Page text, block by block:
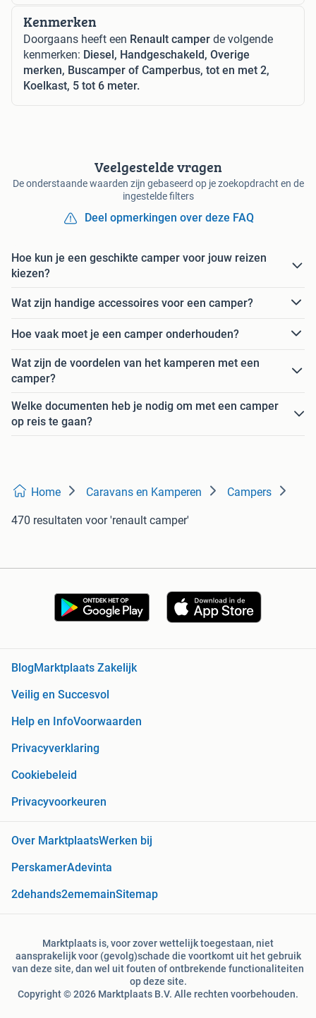
Kenmerken
Doorgaans heeft een Renault camper de volgende
kenmerken: Diesel, Handgeschakeld, Overige
merken, Buscamper of Camperbus, tot en met 2,
Koelkast, 5 tot 6 meter.
Veelgestelde vragen
De onderstaande waarden zijn gebaseerd op je zoekopdracht en de
ingestelde filters
Deel opmerkingen over deze FAQ
Hoe kun je een geschikte camper voor jouw reizen
kiezen?
Wat zijn handige accessoires voor een camper?
Hoe vaak moet je een camper onderhouden?
Wat zijn de voordelen van het kamperen met een
camper?
Welke documenten heb je nodig om met een camper
op reis te gaan?
Home Caravans en Kamperen Campers
470 resultaten voor 'renault camper'
Blog Marktplaats Zakelijk
Veilig en Succesvol
Help en InfoVoorwaarden
Privacyverklaring
Cookiebeleid
Privacyvoorkeuren
Over MarktplaatsWerken bij
PerskamerAdevinta
2dehands2ememainSitemap
Marktplaats is, voor zover wettelijk toegestaan, niet
aansprakelijk voor (gevolg)schade die voortkomt uit het gebruik
van deze site, dan wel uit fouten of ontbrekende functionaliteiten
op deze site.
Copyright © 2026 Marktplaats B.V. Alle rechten voorbehouden.